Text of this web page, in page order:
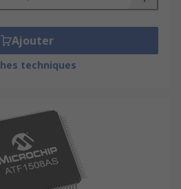
dans les conceptions
de configuration
Gate Array)
de conception, telles
sensibles aux coûts
Ajouter
techniques